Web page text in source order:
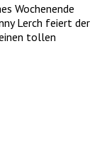
Wochenende
Lerch feiert der
tollen